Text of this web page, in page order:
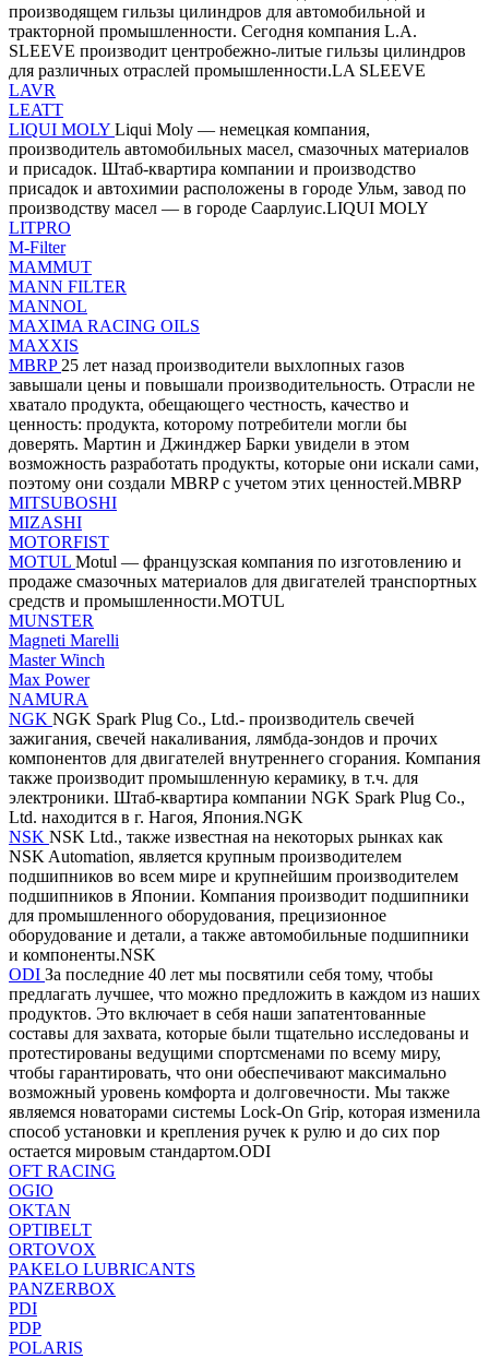
производящем гильзы цилиндров для автомобильной и
тракторной промышленности. Сегодня компания L.A.
SLEEVE производит центробежно-литые гильзы цилиндров
для различных отраслей промышленности.LA SLEEVE
LAVR
LEATT
LIQUI MOLY Liqui Moly — немецкая компания,
производитель автомобильных масел, смазочных материалов
и присадок. Штаб-квартира компании и производство
присадок и автохимии расположены в городе Ульм, завод по
производству масел — в городе Саарлуис.LIQUI MOLY
LITPRO
M-Filter
MAMMUT
MANN FILTER
MANNOL
MAXIMA RACING OILS
MAXXIS
MBRP 25 лет назад производители выхлопных газов
завышали цены и повышали производительность. Отрасли не
хватало продукта, обещающего честность, качество и
ценность: продукта, которому потребители могли бы
доверять. Мартин и Джинджер Барки увидели в этом
возможность разработать продукты, которые они искали сами,
поэтому они создали MBRP с учетом этих ценностей.MBRP
MITSUBOSHI
MIZASHI
MOTORFIST
MOTUL Motul — французская компания по изготовлению и
продаже смазочных материалов для двигателей транспортных
средств и промышленности.MOTUL
MUNSTER
Magneti Marelli
Master Winch
Max Power
NAMURA
NGK NGK Spark Plug Co., Ltd.- производитель свечей
зажигания, свечей накаливания, лямбда-зондов и прочих
компонентов для двигателей внутреннего сгорания. Компания
также производит промышленную керамику, в т.ч. для
электроники. Штаб-квартира компании NGK Spark Plug Co.,
Ltd. находится в г. Нагоя, Япония.NGK
NSK NSK Ltd., также известная на некоторых рынках как
NSK Automation, является крупным производителем
подшипников во всем мире и крупнейшим производителем
подшипников в Японии. Компания производит подшипники
для промышленного оборудования, прецизионное
оборудование и детали, а также автомобильные подшипники
и компоненты.NSK
ODI За последние 40 лет мы посвятили себя тому, чтобы
предлагать лучшее, что можно предложить в каждом из наших
продуктов. Это включает в себя наши запатентованные
составы для захвата, которые были тщательно исследованы и
протестированы ведущими спортсменами по всему миру,
чтобы гарантировать, что они обеспечивают максимально
возможный уровень комфорта и долговечности. Мы также
являемся новаторами системы Lock-On Grip, которая изменила
способ установки и крепления ручек к рулю и до сих пор
остается мировым стандартом.ODI
OFT RACING
OGIO
OKTAN
OPTIBELT
ORTOVOX
PAKELO LUBRICANTS
PANZERBOX
PDI
PDP
POLARIS